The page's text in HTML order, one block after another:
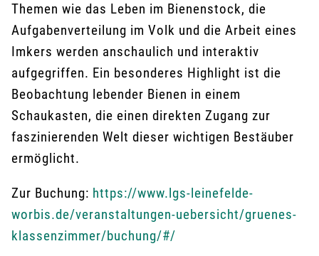
Themen wie das Leben im Bienenstock, die
Aufgabenverteilung im Volk und die Arbeit eines
Imkers werden anschaulich und interaktiv
aufgegriffen. Ein besonderes Highlight ist die
Beobachtung lebender Bienen in einem
Schaukasten, die einen direkten Zugang zur
faszinierenden Welt dieser wichtigen Bestäuber
ermöglicht.
Zur Buchung: https://www.lgs-leinefelde-
worbis.de/veranstaltungen-uebersicht/gruenes-
klassenzimmer/buchung/#/